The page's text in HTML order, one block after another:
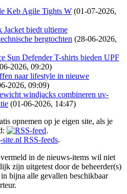
Keb Agile Tights W (01-07-2026,
biedt ultieme
bergtochten (28-06-2026,
Sun Defender T-shirts bieden UPF
2026, 09:20)
naar lifestyle in nieuwe
2026, 09:09)
windjacks combineren uv-
(01-06-2026, 14:47)
opnemen op je eigen site, als je
.
RSS-feeds.
in de nieuws-items wil niet
zijn uitgetest door de beheerder(s)
bijna alle gevallen beschikbaar